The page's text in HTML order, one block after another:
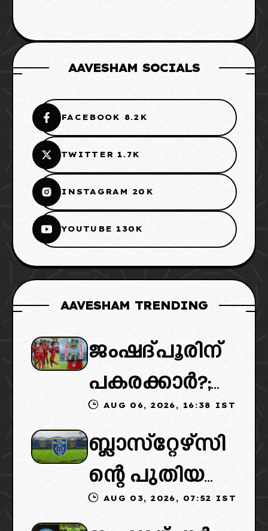
AAVESHAM SOCIALS
FACEBOOK 8.2K
TWITTER 1.7K
INSTAGRAM 20K
YOUTUBE 130K
AAVESHAM TRENDING
ജംഷദ്പൂരിന്
പകരക്കാർ?;
ഐഎസ്എല്ലി
ൽ പുതിയ
ടീമിനെ
ഉൾപ്പെടുത്താ
AUG 06, 2026, 16:38 IST
ബ്ലാസ്‌റ്റേഴ്‌സി
ന്റെ പുതിയ
ഉടമകളിൽAUG 03, 2026, 07:52 IST